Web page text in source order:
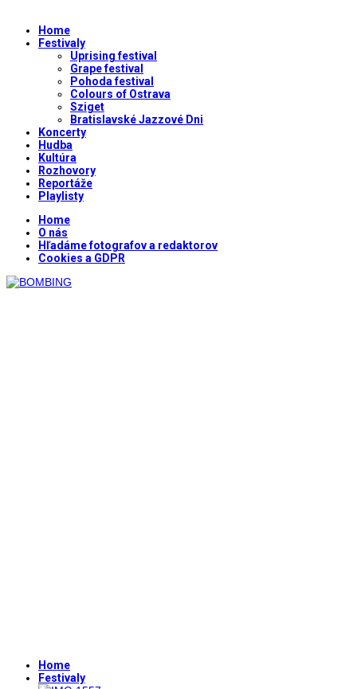
Home
Festivaly
Uprising festival
Grape festival
Pohoda festival
Colours of Ostrava
Sziget
Bratislavské Jazzové Dni
Koncerty
Hudba
Kultúra
Rozhovory
Reportáže
Playlisty
Home
O nás
Hľadáme fotografov a redaktorov
Cookies a GDPR
Home
Festivaly